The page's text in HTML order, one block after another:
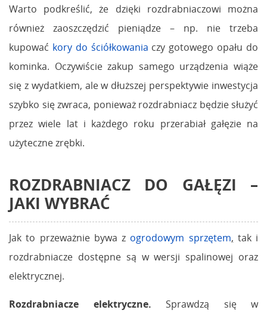
Warto podkreślić, że dzięki rozdrabniaczowi można
również zaoszczędzić pieniądze – np. nie trzeba
kupować kory do ściółkowania czy gotowego opału do
kominka. Oczywiście zakup samego urządzenia wiąże
się z wydatkiem, ale w dłuższej perspektywie inwestycja
szybko się zwraca, ponieważ rozdrabniacz będzie służyć
przez wiele lat i każdego roku przerabiał gałęzie na
użyteczne zrębki.
ROZDRABNIACZ DO GAŁĘZI –
JAKI WYBRAĆ
Jak to przeważnie bywa z ogrodowym sprzętem, tak i
rozdrabniacze dostępne są w wersji spalinowej oraz
elektrycznej.
Rozdrabniacze elektryczne. Sprawdzą się w